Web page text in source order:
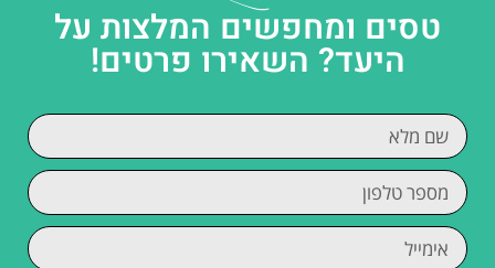
טסים ומחפשים המלצות על
היעד? השאירו פרטים!